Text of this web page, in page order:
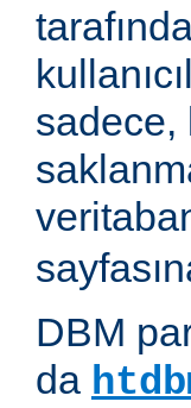
sadece,
DBM
da